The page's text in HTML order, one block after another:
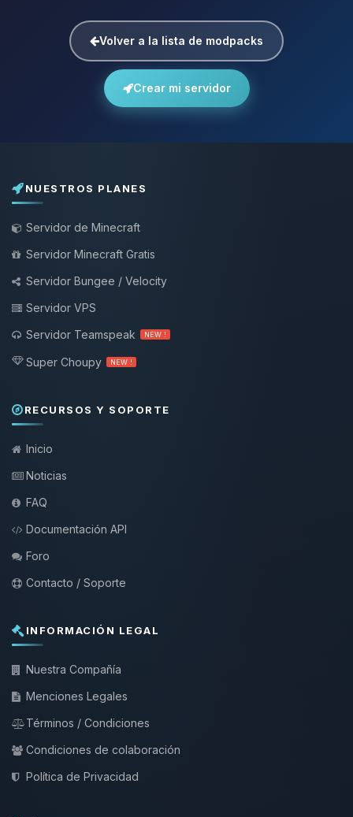
Volver a la lista de modpacks
Crear mi servidor
NUESTROS PLANES
Servidor de Minecraft
Servidor Minecraft Gratis
Servidor Bungee / Velocity
Servidor VPS
Servidor Teamspeak
NEW !
Super Choupy NEW !
RECURSOS Y SOPORTE
Inicio
Noticias
FAQ
Documentación API
Foro
Contacto / Soporte
INFORMACIÓN LEGAL
Nuestra Compañía
Menciones Legales
Términos / Condiciones
Condiciones de colaboración
Política de Privacidad